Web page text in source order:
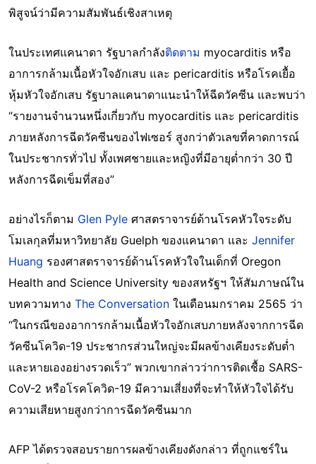
พิสูจน์ว่ามีความสัมพันธ์เชิงสาเหตุ
ในประเทศแคนาดา รัฐบาลกำลังติดตาม myocarditis หรือ
อาการกล้ามเนื้อหัวใจอักเสบ และ pericarditis หรือโรคเยื้อ
หุ้มหัวใจอักเสบ รัฐบาลแคนาดาแนะนำให้ฉีดวัคซีน และพบว่า
“รายงานจำนวนหนึ่งเกี่ยวกับ myocarditis และ pericarditis
ภายหลังการฉีดวัคซีนของไฟเซอร์ สูงกว่าตัวเลขที่คาดการณ์
ในประชากรทั่วไป ทั้งเพศชายและหญิงที่มีอายุต่ำกว่า 30 ปี
หลังการฉีดเข็มที่สอง”
อย่างไรก็ตาม Glen Pyle ศาสตราจารย์ด้านโรคหัวใจระดับ
โมเลกุลที่มหาวิทยาลัย Guelph ของแคนาดา และ Jennifer
Huang รองศาสตราจารย์ด้านโรคหัวใจในเด็กที่ Oregon
Health and Science University ของสหรัฐฯ ให้สัมภาษณ์ใน
บทความทาง The Conversation ในเดือนมกราคม 2565 ว่า
“ในกรณีของอาการกล้ามเนื้อหัวใจอักเสบภายหลังจากการฉีด
วัคซีนโควิด-19 ประชากรส่วนใหญ่จะมีผลข้างเคียงระดับต่ำ
และหายเองอย่างรวดเร็ว” พวกเขากล่าวว่าการติดเชื้อ SARS-
CoV-2 หรือโรคโควิด-19 มีความเสี่ยงที่จะทำให้หัวใจได้รับ
ความเสียหายสูงกว่าการฉีดวัคซีนมาก
AFP ได้ตรวจสอบรายการผลข้างเคียงดังกล่าว ที่ถูกแชร์ใน